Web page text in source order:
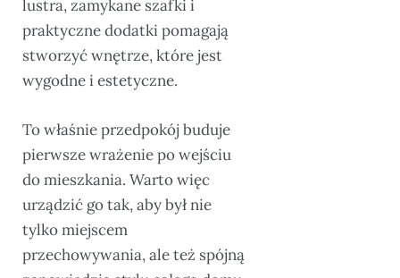
lustra, zamykane szafki i
praktyczne dodatki pomagają
stworzyć wnętrze, które jest
wygodne i estetyczne.
To właśnie przedpokój buduje
pierwsze wrażenie po wejściu
do mieszkania. Warto więc
urządzić go tak, aby był nie
tylko miejscem
przechowywania, ale też spójną